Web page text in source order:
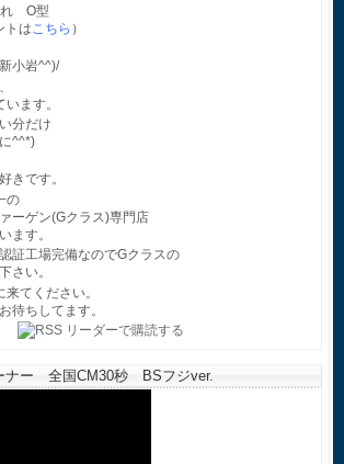
れ O型
トはこちら ）
小岩^^)/
ます。
分だけ
^^*)
きです。
の
ーゲン(Gクラス)専門店
ます。
証工場完備なのでGクラスの
さい。
てください。
待ちしてます。
ナー 全国CM30秒 BSフジver.